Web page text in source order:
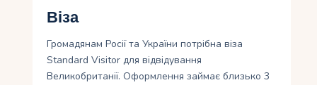
Віза
Громадянам Росії та України потрібна віза
Standard Visitor для відвідування
Великобританії. Оформлення займає близько 3